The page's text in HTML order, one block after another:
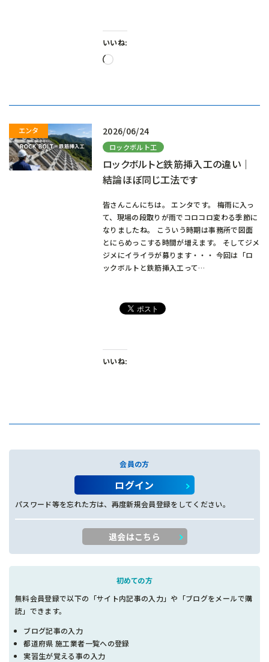
いいね:
読
2026/06/24
ロックボルト工
ロックボルトと鉄筋挿入工の違い｜
結論ほぼ同じ工法です
皆さんこんにちは。 エンタです。 梅雨に入っ
て、現場の段取りが雨でコロコロ変わる季節に
なりましたね。 こういう時期は事務所で図面
とにらめっこする時間が増えます。 そしてジメ
ジメにイライラが募ります・・・ 今回は「ロ
ックボルトと鉄筋挿入工って…
いいね:
会員の方
ログイン
パスワード等を忘れた方は、再度新規会員登録をしてください。
退会はこちら
初めての方
無料会員登録で以下の「サイト内記事の入力」や「ブログをメールで購
読」できます。
ブログ記事の入力
都道府県 施工業者一覧への登録
実習生が覚える事の入力